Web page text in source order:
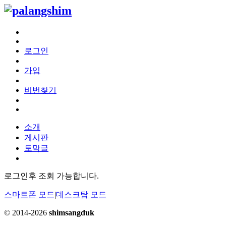
로그인
가입
비번찾기
소개
게시판
토막글
로그인후 조회 가능합니다.
스마트폰 모드|데스크탑 모드
© 2014-2026 shimsangduk